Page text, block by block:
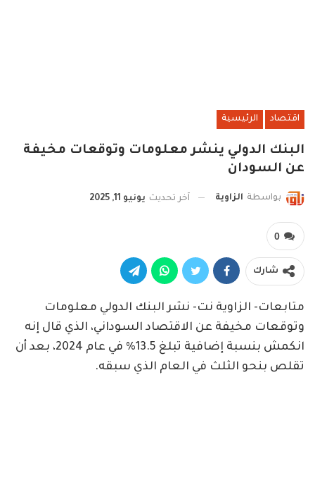
اقتصاد الرئيسية
البنك الدولي ينشر معلومات وتوقعات مخيفة
عن السودان
بواسطة الزاوية آخر تحديث يونيو 11, 2025
0
شارك
متابعات- الزاوية نت- نشر البنك الدولي معلومات
وتوقعات مخيفة عن الاقتصاد السوداني، الذي قال إنه
انكمش بنسبة إضافية تبلغ 13.5% في عام 2024، بعد أن
تقلص بنحو الثلث في العام الذي سبقه.